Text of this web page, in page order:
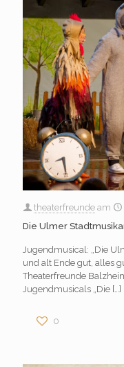
theaterfreunde am
Die Ulmer
Jugendmusical: „Die
und alt Ende gut, alles
Theaterfreunde
Jugendmusicals „Die […]
0